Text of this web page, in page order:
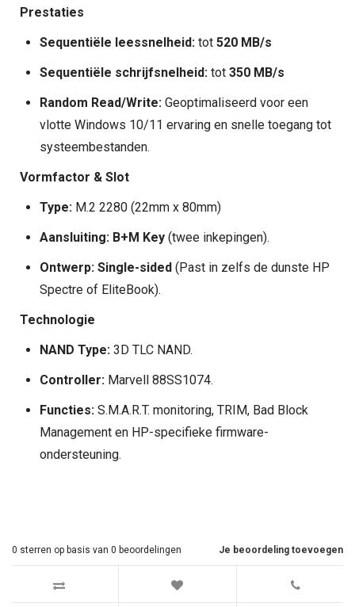
Prestaties
Sequentiële leessnelheid: tot 520 MB/s
Sequentiële schrijfsnelheid: tot 350 MB/s
Random Read/Write: Geoptimaliseerd voor een
vlotte Windows 10/11 ervaring en snelle toegang tot
systeembestanden.
Vormfactor & Slot
Type: M.2 2280 (22mm x 80mm)
Aansluiting: B+M Key (twee inkepingen).
Ontwerp: Single-sided (Past in zelfs de dunste HP
Spectre of EliteBook).
Technologie
NAND Type: 3D TLC NAND.
Controller: Marvell 88SS1074.
Functies: S.M.A.R.T. monitoring, TRIM, Bad Block
Management en HP-specifieke firmware-
ondersteuning.
Je beoordeling toevoegen
0 sterren op basis van 0 beoordelingen